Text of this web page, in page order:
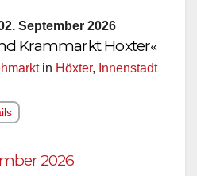
September 2026
Krammarkt Höxter«
in Höxter, Innenstadt
2026